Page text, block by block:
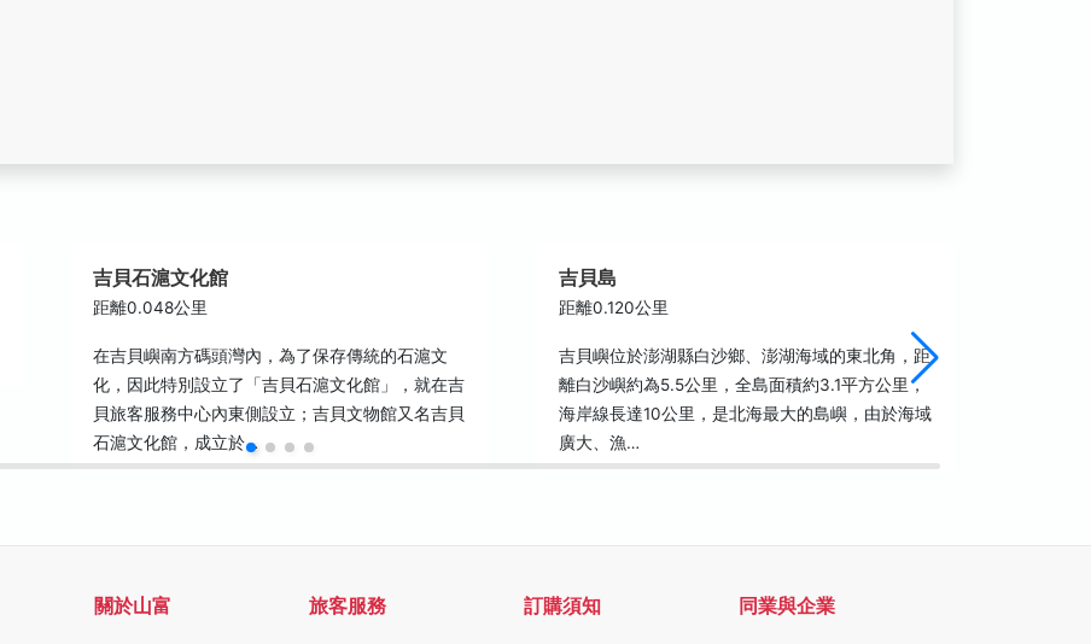
吉貝石滬文化館
距離0.048公里
在吉貝嶼南方碼頭灣內，為了保存傳統的石滬文
化，因此特別設立了「吉貝石滬文化館」，就在吉
貝旅客服務中心內東側設立；吉貝文物館又名吉貝
石滬文化館，成立於…
吉貝島
距離0.120公里
吉貝嶼位於澎湖縣白沙鄉、澎湖海域的東北角，距
離白沙嶼約為5.5公里，全島面積約3.1平方公里，
海岸線長達10公里，是北海最大的島嶼，由於海域
廣大、漁…
關於山富 旅客服務 訂購須知 同業與企業